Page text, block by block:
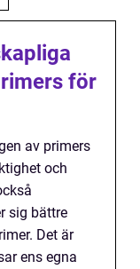
för
av primers
och
sig bättre
Det är
ens egna